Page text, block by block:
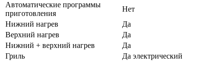
Автоматические программы
приготовления
Нет
Нижний нагрев
Да
Верхний нагрев
Да
Нижний + верхний нагрев
Да
Гриль
Да электрический